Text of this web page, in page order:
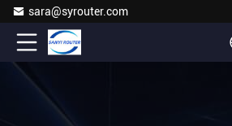
sara@syrouter.com